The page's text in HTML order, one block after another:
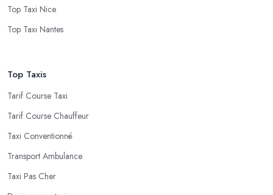
Top Taxi Nice
Top Taxi Nantes
Top Taxis
Tarif Course Taxi
Tarif Course Chauffeur
Taxi Conventionné
Transport Ambulance
Taxi Pas Cher